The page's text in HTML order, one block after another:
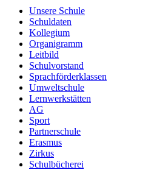
Unsere Schule
Schuldaten
Kollegium
Organigramm
Leitbild
Schulvorstand
Sprachförderklassen
Umweltschule
Lernwerkstätten
AG
Sport
Partnerschule
Erasmus
Zirkus
Schulbücherei